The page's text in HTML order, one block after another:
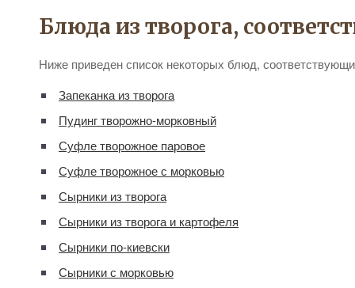
Блюда из творога,
Ниже приведен список некоторых блюд,
Запеканка из творога
Пудинг творожно-морковный
Суфле творожное паровое
Суфле творожное с морковью
Сырники из творога
Сырники из творога и картофеля
Сырники по-киевски
Сырники с морковью